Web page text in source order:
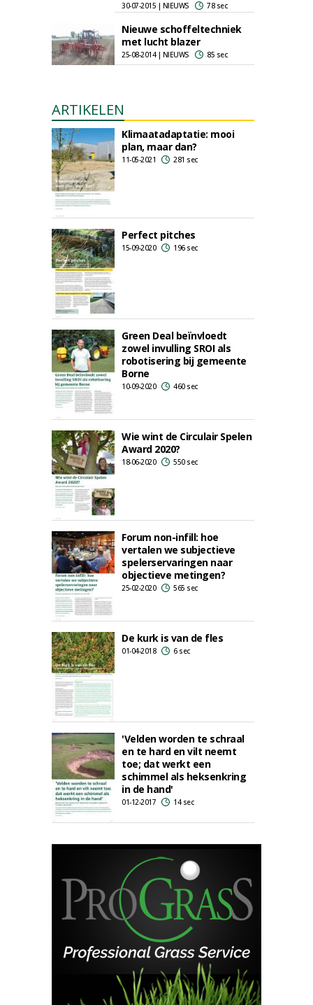
30-07-2015 | NIEUWS 78 sec
Nieuwe schoffeltechniek
met lucht blazer
25-08-2014 | NIEUWS 85 sec
ARTIKELEN
Klimaatadaptatie: mooi
plan, maar dan?
11-05-2021 281 sec
Perfect pitches
15-09-2020 196 sec
Green Deal beïnvloedt
zowel invulling SROI als
robotisering bij gemeente
Borne
10-09-2020 460 sec
Wie wint de Circulair Spelen
Award 2020?
18-06-2020 550 sec
Forum non-infill: hoe
vertalen we subjectieve
spelerservaringen naar
objectieve metingen?
25-02-2020 565 sec
De kurk is van de fles
01-04-2018 6 sec
'Velden worden te schraal
en te hard en vilt neemt
toe; dat werkt een
schimmel als heksenkring
in de hand'
01-12-2017 14 sec